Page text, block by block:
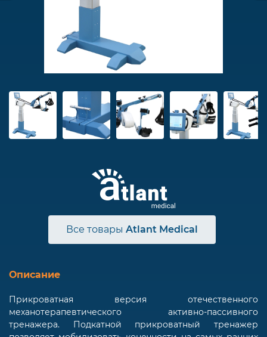
Все товары Atlant Medical
Описание
Прикроватная версия отечественного
механотерапевтического активно-пассивного
тренажера. Подкатной прикроватный тренажер